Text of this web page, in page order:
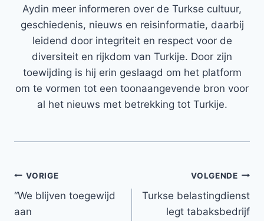
Aydin meer informeren over de Turkse cultuur,
geschiedenis, nieuws en reisinformatie, daarbij
leidend door integriteit en respect voor de
diversiteit en rijkdom van Turkije. Door zijn
toewijding is hij erin geslaagd om het platform
om te vormen tot een toonaangevende bron voor
al het nieuws met betrekking tot Turkije.
Bericht
navigatie
VORIGE
“We blijven toegewijd
aan
VOLGENDE
Turkse belastingdienst
legt tabaksbedrijf